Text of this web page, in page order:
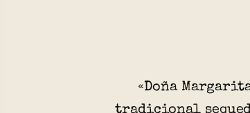
«Doña
tradicional